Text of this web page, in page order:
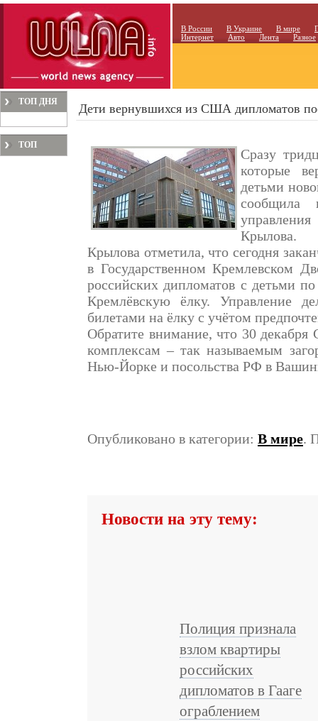
В России В Украине В мире
Интернет
Авто Лента Разное
ТОП ДНЯ
ТОП
Дети вернувшихся из США дипломатов
Сразу
которые
детьми
сообщила
Крылова.
Крылова отметила, что сегодня
в Государственном Кремлевском
российских дипломатов с детьми
Кремлёвскую ёлку. Управление
билетами на ёлку с учётом
Обратите внимание, что 30
комплексам – так называемым
Нью-Йорке и посольства РФ в
Опубликовано в категории: В мире.
Новости на эту тему:
Полиция признала
взлом квартиры
российских
дипломатов в Гааге
ограблением